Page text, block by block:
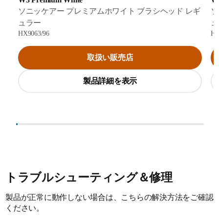
ソニッケアー プレミアムホワイト ブラシヘッド レギ
ュラー
HX9063/96
取扱い販売店
製品詳細を表示
トラブルシューティング＆修理
製品が正常に動作しない場合は、こちらの解決方法をご確認
ください。